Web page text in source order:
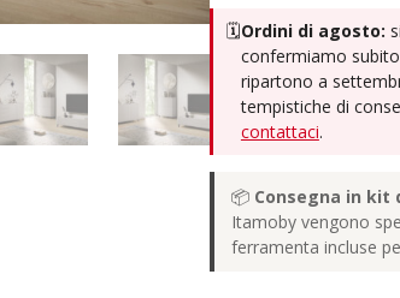
🗓️Ordini di agosto:
confermiamo
ripartono a
tempistiche di
contattaci.
📦 Consegna in kit
Itamoby vengono
ferramenta incluse